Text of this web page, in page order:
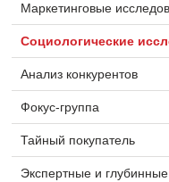
Маркетинговые
Социологические
Анализ конкурентов
Фокус-группа
Тайный покупатель
Экспертные и